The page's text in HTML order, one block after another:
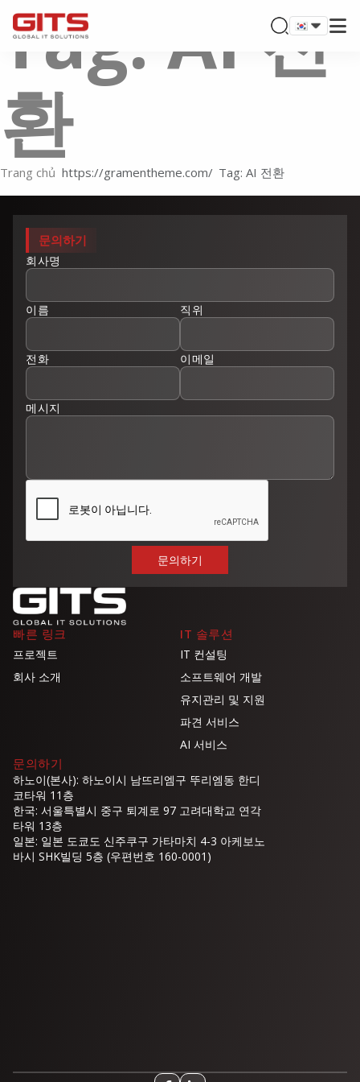
Tag: AI 전
환
Trang chủ Tag: AI 전환
문의하기
회사명
이름 직위
전화 이메일
메시지
빠른 링크
프로젝트
회사 소개
IT 솔루션
IT 컨설팅
소프트웨어 개발
유지관리 및 지원
파견 서비스
AI 서비스
문의하기
하노이(본사): 하노이시 남뜨리엠구 뚜리엠동 한디
코타워 11층
한국: 서울특별시 중구 퇴계로 97 고려대학교 연각
타워 13층
일본: 일본 도쿄도 신주쿠구 가타마치 4-3 아케보노
바시 SHK빌딩 5층 (우편번호 160-0001)